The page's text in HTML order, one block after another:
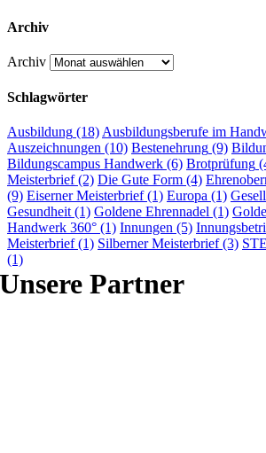
Archiv
Archiv
Schlagwörter
Ausbildung (18)Ausbildungsberufe im
Auszeichnungen (10) Bestenehrung (9)
Bildungscampus Handwerk (6) Brotprüfung
Meisterbrief(2) Die Gute Form (4)
(9) Eiserner Meisterbrief(1) Europa (1)
Gesundheit(1) Goldene Ehrennadel (1)
Handwerk 360° (1) Innungen (5)
Meisterbrief(1) Silberner Meisterbrief(3)
(1)
Unsere Partner